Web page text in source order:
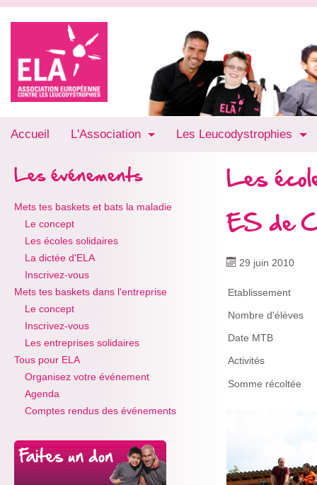
Accueil L'Association Les Leucodystrophies
Les événements
Mets tes baskets et bats la maladie
Le concept
Les écoles solidaires
La dictée d'ELA
Inscrivez-vous
Mets tes baskets dans l'entreprise
Le concept
Inscrivez-vous
Les entreprises solidaires
Tous pour ELA
Organisez votre événement
Agenda
Comptes rendus des événements
Les
ES de
29 juin 2010
Etablissement
Nombre d'élèves
Date MTB
Activités
Somme récoltée